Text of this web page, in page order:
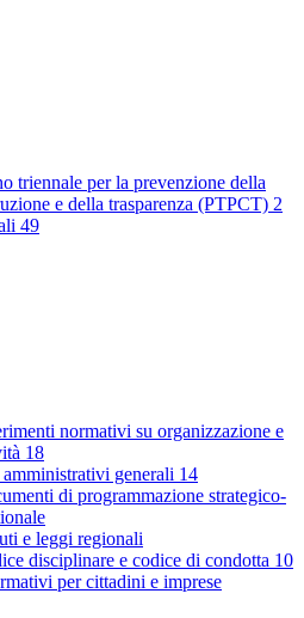
triennale per la prevenzione della
e della trasparenza (PTPCT) 2
49
normativi su organizzazione e
18
generali 14
di programmazione strategico-
e leggi regionali
disciplinare e codice di condotta 10
per cittadini e imprese